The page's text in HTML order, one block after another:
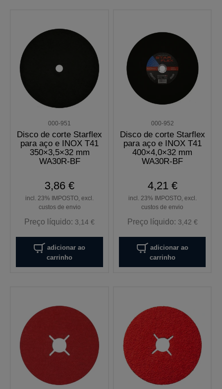
000-951
Disco de corte Starflex
para aço e INOX T41
350×3,5×32 mm
WA30R-BF
3,86 €
incl. 23% IMPOSTO, excl.
custos de envio
Preço líquido: 3,14 €
adicionar ao
carrinho
000-952
Disco de corte Starflex
para aço e INOX T41
400×4,0×32 mm
WA30R-BF
4,21 €
incl. 23% IMPOSTO, excl.
custos de envio
Preço líquido: 3,42 €
adicionar ao
carrinho